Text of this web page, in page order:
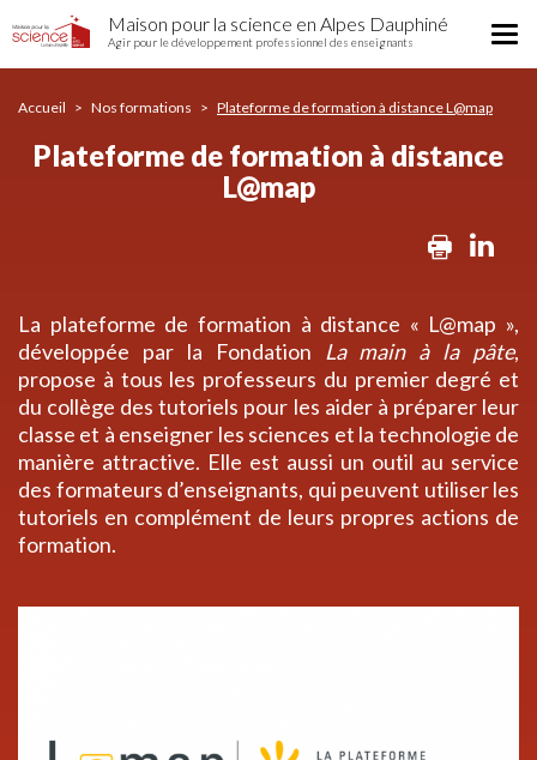
Plateforme
de
distance
au
Maison pour la science en Alpes Dauphiné
Agir pour le développement professionnel des enseignants
Accueil Nos formations Plateforme de formation à distance L@map
Plateforme de formation à distance
L@map
Print
La plateforme de formation à distance « L@map »,
développée par la Fondation
La main à la pâte,
propose à tous les professeurs du premier degré et
du collège des tutoriels pour les aider à préparer leur
classe et à enseigner les sciences et la technologie de
manière attractive. Elle est aussi un outil au service
des formateurs d’enseignants, qui peuvent utiliser les
tutoriels en complément de leurs propres actions de
formation.